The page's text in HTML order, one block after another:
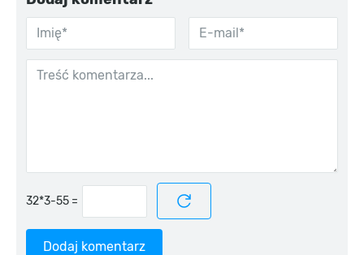
=
Dodaj komentarz